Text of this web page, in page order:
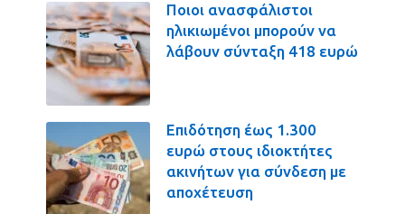
Ποιοι ανασφάλιστοι
ηλικιωμένοι μπορούν να
λάβουν σύνταξη 418 ευρώ
Επιδότηση έως 1.300
ευρώ στους ιδιοκτήτες
ακινήτων για σύνδεση με
αποχέτευση